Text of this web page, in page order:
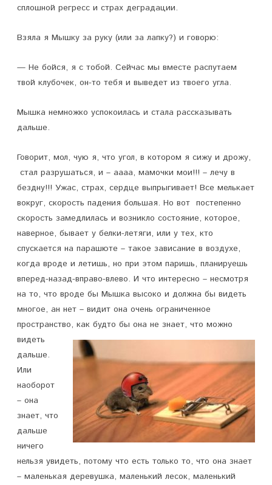
О
Н
сплошной регресс и страх деградации.
Взяла я Мышку за руку (или за лапку?) и говорю:
— Не бойся, я с тобой. Сейчас мы вместе распутаем
твой клубочек, он-то тебя и выведет из твоего угла.
Мышка немножко успокоилась и стала рассказывать
дальше.
Говорит, мол, чую я, что угол, в котором я сижу и дрожу,
стал разрушаться, и – аааа, мамочки мои!!! – лечу в
бездну!!! Ужас, страх, сердце выпрыгивает! Все мелькает
вокруг, скорость падения большая. Но вот постепенно
скорость замедлилась и возникло состояние, которое,
наверное, бывает у белки-летяги, или у тех, кто
спускается на парашюте – такое зависание в воздухе,
когда вроде и летишь, но при этом паришь, планируешь
вперед-назад-вправо-влево. И что интересно – несмотря
на то, что вроде бы Мышка высоко и должна бы видеть
многое, ан нет – видит она очень ограниченное
пространство, как будто бы она не знает, что можно
видеть
дальше.
Или
наоборот
– она
знает, что
дальше
ничего
нельзя увидеть, потому что есть только то, что она знает
– маленькая деревушка, маленький лесок, маленький